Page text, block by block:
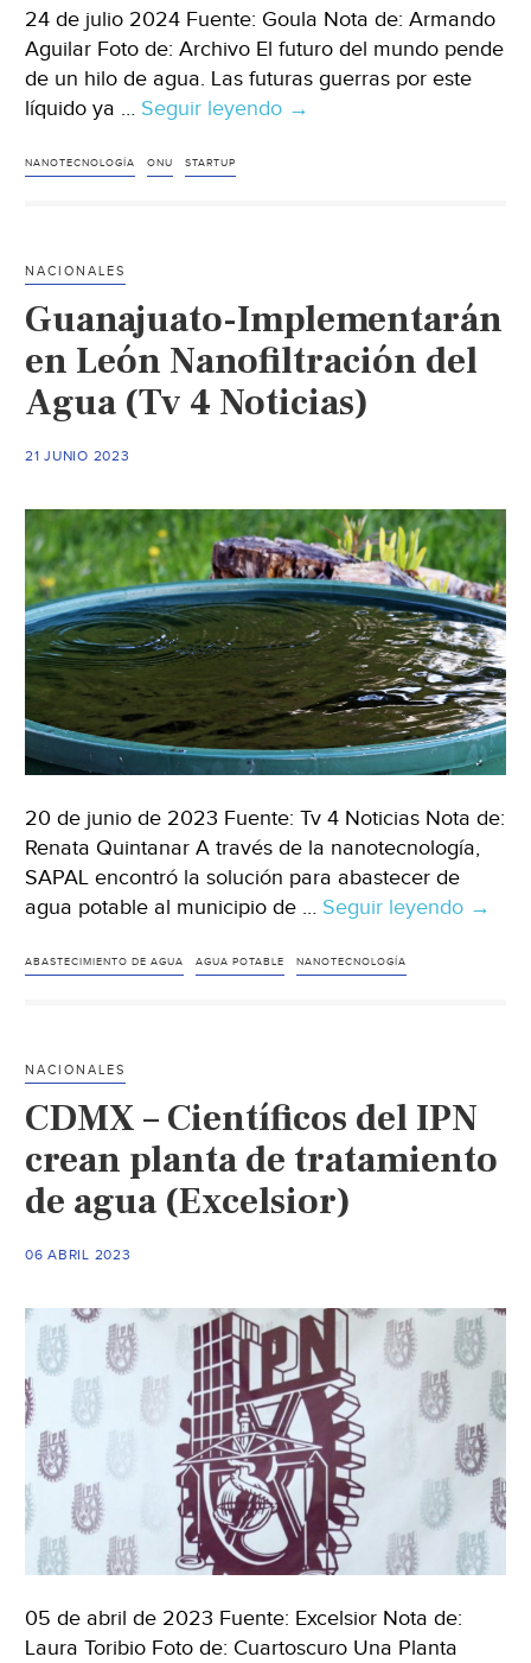
24 de julio 2024 Fuente: Goula Nota de: Armando
Aguilar Foto de: Archivo El futuro del mundo pende
de un hilo de agua. Las futuras guerras por este
líquido ya … Seguir leyendo Mundo
startups
rescatan
agua
para
→
NANOTECNOLOGÍA ONU STARTUP
NACIONALES
Guanajuato-Implementarán
en León Nanofiltración del
Agua (Tv 4 Noticias)
21 JUNIO 2023
20 de junio de 2023 Fuente: Tv 4 Noticias Nota de:
Renata Quintanar A través de la nanotecnología,
SAPAL encontró la solución para abastecer de
agua potable al municipio de … Seguir leyendo
(Tv
4
→
ABASTECIMIENTO DE AGUA AGUA POTABLE NANOTECNOLOGÍA
NACIONALES
CDMX – Científicos del IPN
crean planta de tratamiento
de agua (Excelsior)
06 ABRIL 2023
05 de abril de 2023 Fuente: Excelsior Nota de:
Laura Toribio Foto de: Cuartoscuro Una Planta